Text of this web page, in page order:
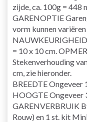
zijde, ca. 100g = 448
GARENOPTIE
vorm kunnen
= 10 x 10 cm.
Stekenverhouding
cm, zie hieronder.
BREEDTE Ongeveer
HOOGTE Ongeveer
GARENVERBRUIK
Rouw) en 1 st. kit